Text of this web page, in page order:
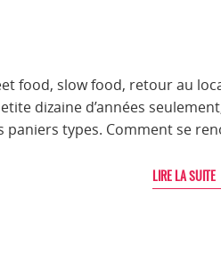
food, slow food, retour au
dizaine d’années
types. Comment se
LIRE LA SUITE